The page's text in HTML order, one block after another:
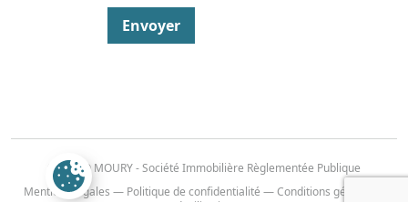
Envoyer
© IMMO MOURY - Société Immobilière Règlementée Publique
Mentions légales — Politique de confidentialité —Conditions générales